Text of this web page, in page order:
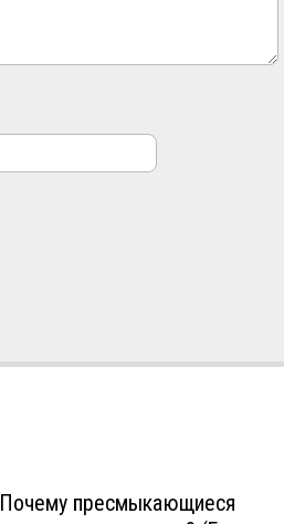
Почему пресмыкающиеся